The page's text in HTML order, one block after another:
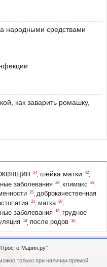
народными средствами
как заварить ромашку,
54, шейка матки 42
заболевания 29 климакс 28
25
доброкачественная
21 матка 20,
заболевания 18
грудное
18 после родов 16
Мария.ру"
только при наличии прямой,